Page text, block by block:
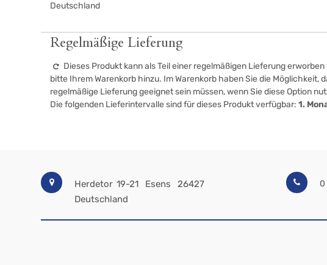
Deutschland
Regelmäßige Lieferung
Dieses Produkt kann als Teil einer regelmäßigen Lieferung
bitte Ihrem Warenkorb hinzu. Im Warenkorb haben Sie die
regelmäßige Lieferung geeignet sein müssen, wenn Sie diese Option
Die folgenden Lieferintervalle sind für dieses Produkt verfügbar:1.
Herdetor 19-21 Esens
26427
Deutschland